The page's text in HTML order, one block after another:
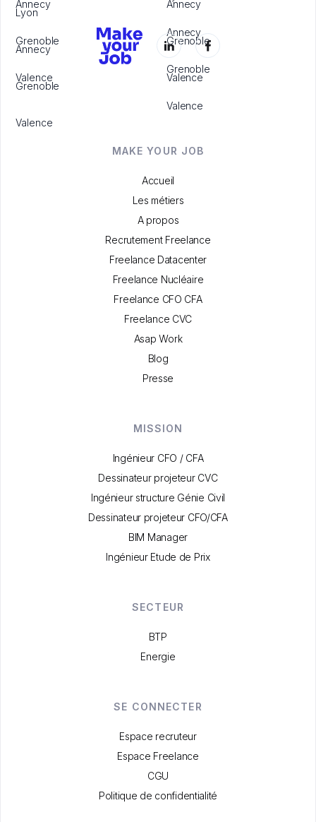
Annecy
Grenoble
Valence
Annecy
Grenoble
Valence
Lyon
Annecy
Grenoble
Valence
Annecy
Grenoble
Valence
MAKE YOUR JOB
Accueil
Les métiers
A propos
Recrutement Freelance
Freelance Datacenter
Freelance Nucléaire
Freelance CFO CFA
Freelance CVC
Asap Work
Blog
Presse
MISSION
Ingénieur CFO / CFA
Dessinateur projeteur CVC
Ingénieur structure Génie Civil
Dessinateur projeteur CFO/CFA
BIM Manager
Ingénieur Etude de Prix
SECTEUR
BTP
Energie
SE CONNECTER
Espace recruteur
Espace Freelance
CGU
Politique de confidentialité